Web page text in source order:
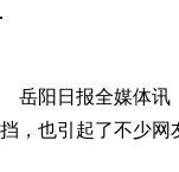
岳阳日报全媒体讯
挡，也引起了不少网